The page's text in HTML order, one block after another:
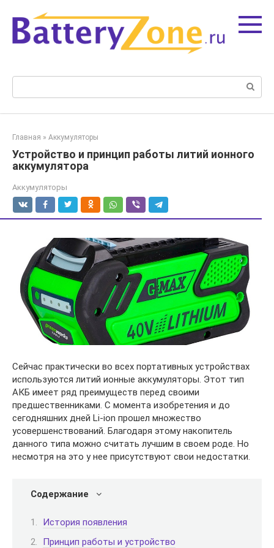
контенту
Поиск:
Главная » Аккумуляторы
Устройство и принцип работы литий ионного
аккумулятора
Аккумуляторы
Сейчас практически во всех портативных устройствах
используются литий ионные аккумуляторы. Этот тип
АКБ имеет ряд преимуществ перед своими
предшественниками. С момента изобретения и до
сегодняшних дней Li-ion прошел множество
усовершенствований. Благодаря этому накопитель
данного типа можно считать лучшим в своем роде. Но
несмотря на это у нее присутствуют свои недостатки.
Содержание
История появления
Принцип работы и устройство